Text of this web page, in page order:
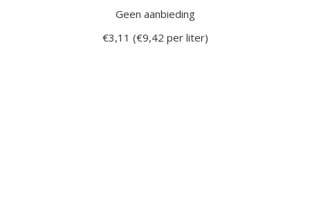
Geen aanbieding
€3,11 (€9,42 per liter)